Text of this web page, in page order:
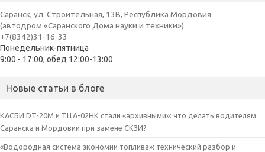
Саранск, ул. Строительная, 13В, Республика Мордовия
(автодром «Саранского Дома науки и техники»)
+7(8342)31-16-33
Понедельник-пятница
9:00 - 17:00, обед 12:00-13:00
Новые статьи в блоге
КАСБИ DT-20M и ТЦА-02НК стали «архивными»: что делать водителям
Саранска и Мордовии при замене СКЗИ?
«Водородная система экономии топлива»: технический разбор и